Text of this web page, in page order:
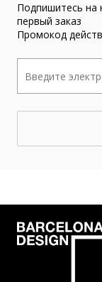
Подпишитесь на
первый заказ
Промокод